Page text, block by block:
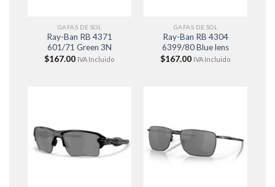
GAFAS DE SOL
Ray-Ban RB 4371
601/71 Green 3N
$167.00 IVA Incluido
GAFAS DE SOL
Ray-Ban RB 4304
6399/80 Blue lens
$167.00 IVA Incluido